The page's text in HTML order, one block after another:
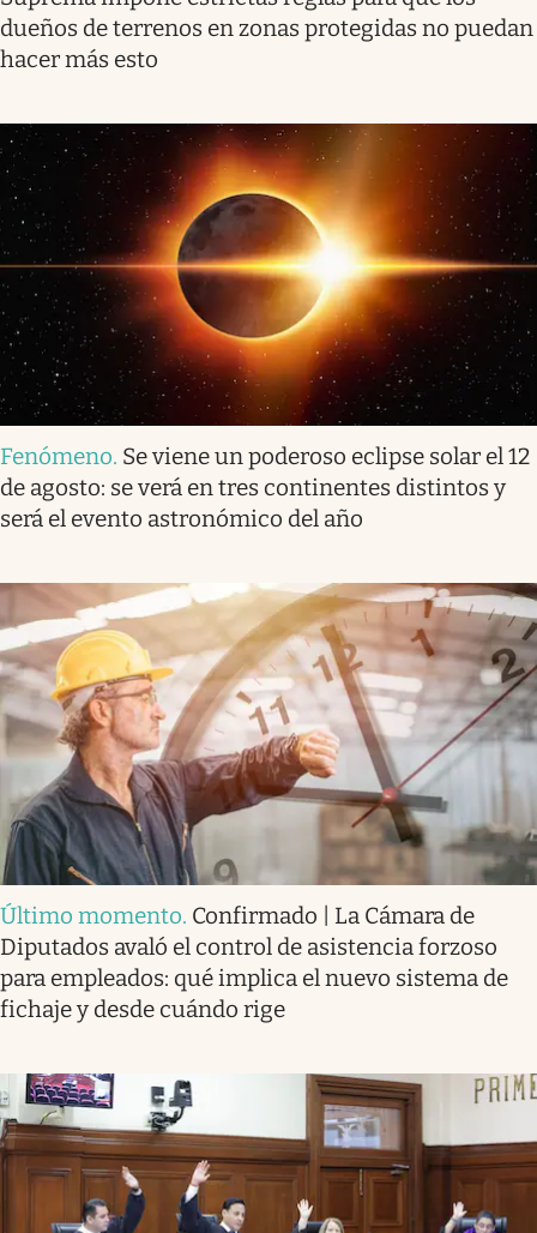
dueños de terrenos en zonas protegidas no puedan
hacer más esto
Fenómeno. Se viene un poderoso eclipse solar el 12
de agosto: se verá en tres continentes distintos y
será el evento astronómico del año
Último momento. Confirmado | La Cámara de
Diputados avaló el control de asistencia forzoso
para empleados: qué implica el nuevo sistema de
fichaje y desde cuándo rige